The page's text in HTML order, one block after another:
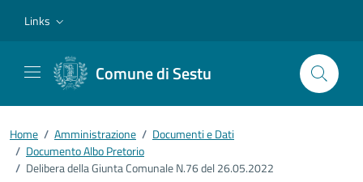
Links
Comune di Sestu
Home / Amministrazione / Documenti e Dati
/ Documento Albo Pretorio
/ Delibera della Giunta Comunale N.76 del 26.05.2022